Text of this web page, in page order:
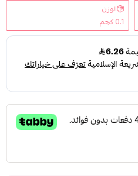
الوزن
0.1 كجم